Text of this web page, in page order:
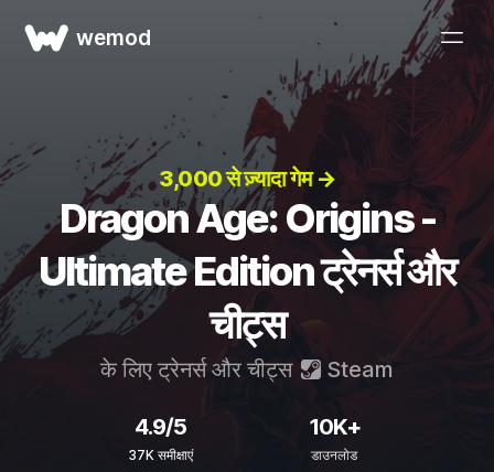
wemod
3,000 से ज़्यादा गेम →
Dragon Age: Origins -
Ultimate Edition ट्रेनर्स और
चीट्स
के लिए ट्रेनर्स और चीट्स Steam
4.9/5
37K समीक्षाएं
10K+
डाउनलोड